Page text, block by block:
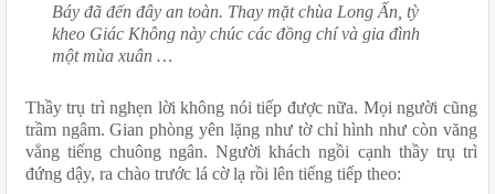
Báy đã đến đây an toàn. Thay mặt chùa Long Ấn, tỳ
kheo Giác Không này chúc các đồng chí và gia đình
một mùa xuân …
Thầy trụ trì nghẹn lời không nói tiếp được nữa. Mọi người cũng
trầm ngâm. Gian phòng yên lặng như tờ chỉ hình như còn văng
vẳng tiếng chuông ngân. Người khách ngồi cạnh thầy trụ trì
đứng dậy, ra chào trước lá cờ lạ rồi lên tiếng tiếp theo: